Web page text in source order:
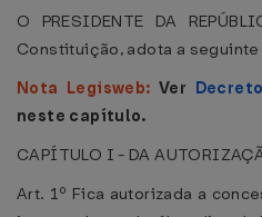
O PRESIDENTE DA
Constituição, adota a
Nota Legisweb: Ver
neste capítulo.
CAPÍTULO I - DA
Art. 1º Fica autorizada a